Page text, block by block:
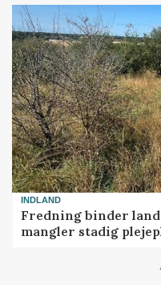
INDLAND
Fredning binder
mangler stadig